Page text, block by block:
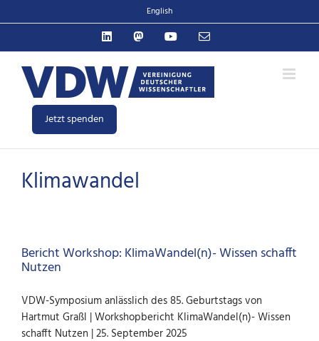
Inhalt
English
LinkedInMastodonYouTubeE-
Jetzt spenden
Klimawandel
Bericht Workshop: KlimaWandel(n)- Wissen schafft
Nutzen
VDW-Symposium anlässlich des 85. Geburtstags von
Hartmut Graßl | Workshopbericht KlimaWandel(n)- Wissen
schafft Nutzen | 25. September 2025